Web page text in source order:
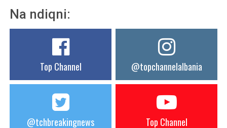
Na ndiqni:
Top Channel @topchannelalbania
@tchbreakingnews Top Channel